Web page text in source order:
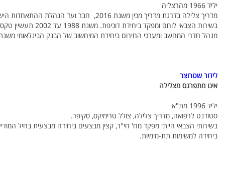
יליד 1966 מהרצליה
מדריך צלילה בדרגת מדריך מכין משנת 2016, חבר ועד הנהלת ההתאחדות הישראלית לצלילה משנת 2012 ועד 2019.
בשירות הצבאי לוחם ומפקד ביחידת דוכיפת. משנת 1988 עד 2002 תעשיין טקסטיל בארה"ב.
מנהל חדרי המחשב ומערכי החירום ביחידת המיחשוב של הבנק הבינלאומי משנת 2004 עד
לידור שטרוצר
אינו מתפרנס מצלילה
יליד 1996 מת"א
סטודנט לרפואה, מדריך צלילה, צולל טרימיקס, סקיפר.
בשירותי הצבאי הייתי מפקד מח' חי"ר, קצין מבצעים ביחידה מבצעית בחיל
ביחידה למשימות תת-מימיות.